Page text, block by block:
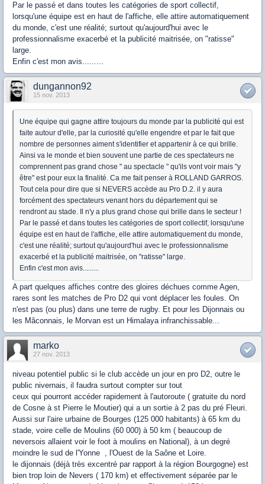
Par le passé et dans toutes les catégories de sport collectif,
lorsqu'une équipe est en haut de l'affiche, elle attire automatiquement
du monde, c'est une réalité; surtout qu'aujourd'hui avec le
professionnalisme exacerbé et la publicité maitrisée, on "ratisse"
large.
Enfin c'est mon avis.........
dungannon92
15 nov. 2013
Une équipe qui gagne attire toujours du monde par la publicité qui est
faite autour d'elle, par la curiosité qu'elle engendre et par le fait que
nombre de personnes aiment s'identifier et appartenir à ce qui brille.
Ainsi va le monde et bien souvent une partie de ces spectateurs ne
comprennent pas grand chose " au spectacle " qu'ils vont voir mais "y
être" est pour eux la finalité. Ca me fait penser à ROLLAND GARROS.
Tout cela pour dire que si NEVERS accède au Pro D.2. il y aura
forcément des spectateurs venant hors du département qui se
rendront au stade. Il n'y a plus grand chose qui brille dans le secteur !
Par le passé et dans toutes les catégories de sport collectif, lorsqu'une
équipe est en haut de l'affiche, elle attire automatiquement du monde,
c'est une réalité; surtout qu'aujourd'hui avec le professionnalisme
exacerbé et la publicité maitrisée, on "ratisse" large.
Enfin c'est mon avis.........
A part quelques affiches contre des gloires déchues comme Agen,
rares sont les matches de Pro D2 qui vont déplacer les foules. On
n'est pas (ou plus) dans une terre de rugby. Et pour les Dijonnais ou
les Mâconnais, le Morvan est un Himalaya infranchissable...
marko
27 nov. 2013
niveau potentiel public si le club accède un jour en pro D2, outre le
public nivernais, il faudra surtout compter sur tout
ceux qui pourront accéder rapidement à l'autoroute ( gratuite du nord
de Cosne à st Pierre le Moutier) qui a un sortie à 2 pas du pré Fleuri.
Aussi sur l'aire urbaine de Bourges (125 000 habitants) à 65 km du
stade, voire celle de Moulins (60 000) à 50 km ( beaucoup de
neversois allaient voir le foot à moulins en National), à un degré
moindre le sud de l'Yonne , l'Ouest de la Saône et Loire.
le dijonnais (déjà très excentré par rapport à la région Bourgogne) est
bien trop loin de Nevers ( 170 km) et effectivement séparée par le